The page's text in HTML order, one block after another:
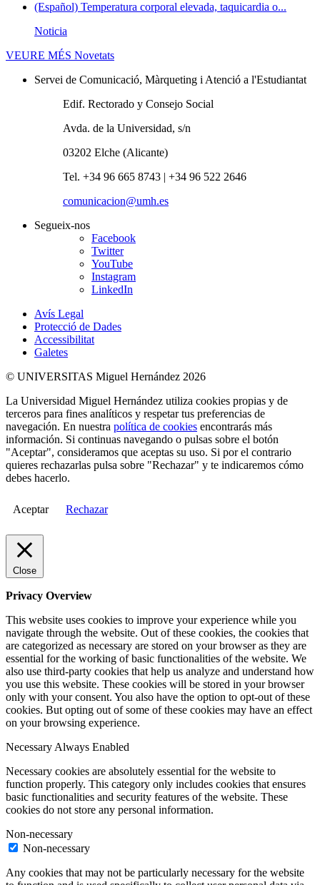
(Español) Temperatura corporal elevada, taquicardia o...
Noticia
VEURE MÉS Novetats
Servei de Comunicació, Màrqueting i Atenció a l'Estudiantat
Edif. Rectorado y Consejo Social
Avda. de la Universidad, s/n
03202 Elche (Alicante)
Tel. +34 96 665 8743 | +34 96 522 2646
comunicacion@umh.es
Segueix-nos
Facebook
Twitter
YouTube
Instagram
LinkedIn
Avís Legal
Protecció de Dades
Accessibilitat
Galetes
© UNIVERSITAS Miguel Hernández 2026
La Universidad Miguel Hernández utiliza cookies propias y de
terceros para fines analíticos y respetar tus preferencias de
navegación. En nuestra política de cookies encontrarás más
información. Si continuas navegando o pulsas sobre el botón
"Aceptar", consideramos que aceptas su uso. Si por el contrario
quieres rechazarlas pulsa sobre "Rechazar" y te indicaremos cómo
debes hacerlo.
Aceptar Rechazar
Close
Privacy Overview
This website uses cookies to improve your experience while you
navigate through the website. Out of these cookies, the cookies that
are categorized as necessary are stored on your browser as they are
essential for the working of basic functionalities of the website. We
also use third-party cookies that help us analyze and understand how
you use this website. These cookies will be stored in your browser
only with your consent. You also have the option to opt-out of these
cookies. But opting out of some of these cookies may have an effect
on your browsing experience.
NecessaryAlways Enabled
Necessary cookies are absolutely essential for the website to
function properly. This category only includes cookies that ensures
basic functionalities and security features of the website. These
cookies do not store any personal information.
Non-necessary
Non-necessary
Any cookies that may not be particularly necessary for the website